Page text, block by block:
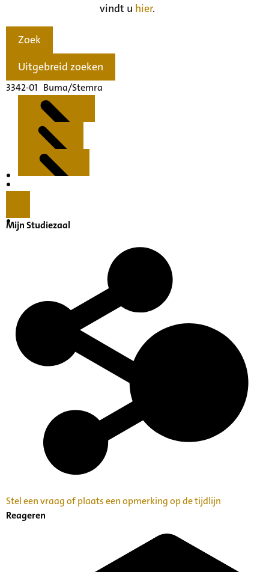
vindt u hier.
Zoek
Uitgebreid zoeken
3342-01 Buma/Stemra
Inventaris
Mijn Studiezaal
Stel een vraag of plaats een opmerking op de tijdlijn
Reageren